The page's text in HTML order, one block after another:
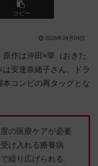
コピー
2026年04月04日
原作は沖田×華（おきた
安達奈緒子さん。ドラ
コンビの再タッグとな
の医療ケアが必要
け入れる療養病
繰り広げられる、